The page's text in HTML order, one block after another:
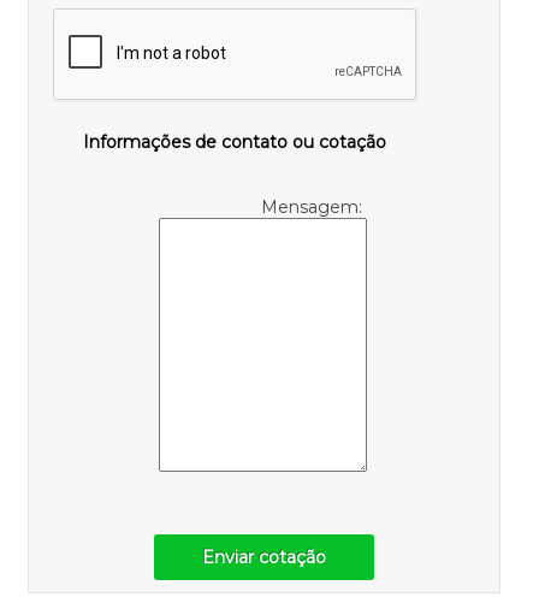
Informações de contato ou cotação
Mensagem:
Enviar cotação